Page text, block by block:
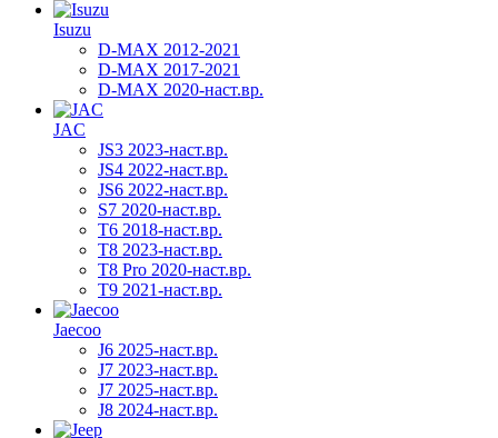
Isuzu
D-MAX 2012-2021
D-MAX 2017-2021
D-MAX 2020-наст.вр.
JAC
JS3 2023-наст.вр.
JS4 2022-наст.вр.
JS6 2022-наст.вр.
S7 2020-наст.вр.
T6 2018-наст.вр.
T8 2023-наст.вр.
T8 Pro 2020-наст.вр.
T9 2021-наст.вр.
Jaecoo
J6 2025-наст.вр.
J7 2023-наст.вр.
J7 2025-наст.вр.
J8 2024-наст.вр.